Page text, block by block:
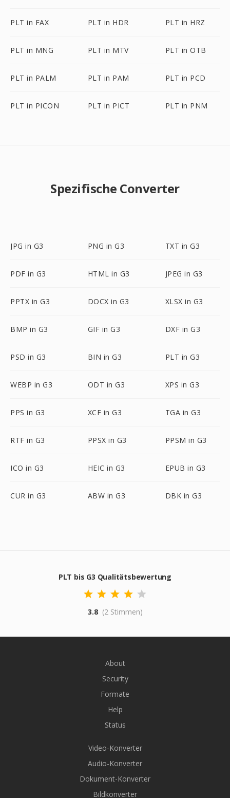
PLT in FAX PLT in HDR PLT in HRZ
PLT in MNG PLT in MTV PLT in OTB
PLT in PALM PLT in PAM PLT in PCD
PLT in PICON PLT in PICT PLT in PNM
Spezifische Converter
JPG in G3 PNG in G3 TXT in G3
PDF in G3 HTML in G3 JPEG in G3
PPTX in G3 DOCX in G3 XLSX in G3
BMP in G3 GIF in G3 DXF in G3
PSD in G3 BIN in G3 PLT in G3
WEBP in G3 ODT in G3 XPS in G3
PPS in G3 XCF in G3 TGA in G3
RTF in G3 PPSX in G3 PPSM in G3
ICO in G3 HEIC in G3 EPUB in G3
CUR in G3 ABW in G3 DBK in G3
PLT bis G3 Qualitätsbewertung
3.8 (2 Stimmen)
About
Security
Formate
Help
Status
Video-Konverter
Audio-Konverter
Dokument-Konverter
Bildkonverter